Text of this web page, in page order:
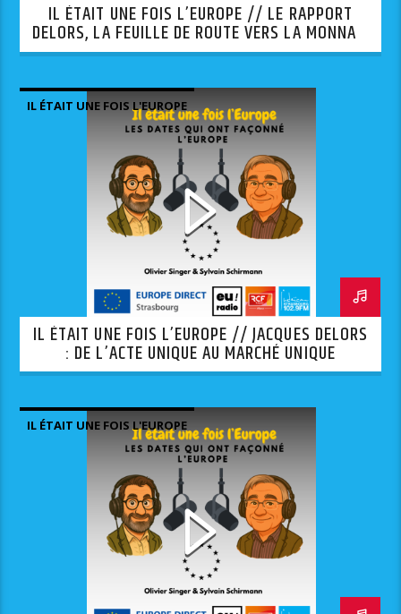
IL ÉTAIT UNE FOIS L’EUROPE // LE RAPPORT
DELORS, LA FEUILLE DE ROUTE VERS LA MONNAIE
UNIQUE
IL ÉTAIT UNE FOIS L'EUROPE
IL ÉTAIT UNE FOIS L’EUROPE // JACQUES DELORS
: DE L’ACTE UNIQUE AU MARCHÉ UNIQUE
IL ÉTAIT UNE FOIS L'EUROPE